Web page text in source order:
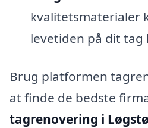
kvalitetsmaterialer
levetiden på dit tag
Brug platformen
at finde de bedste
tagrenovering i